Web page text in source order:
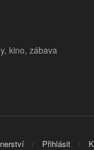
kino, zábava
Přihlásit